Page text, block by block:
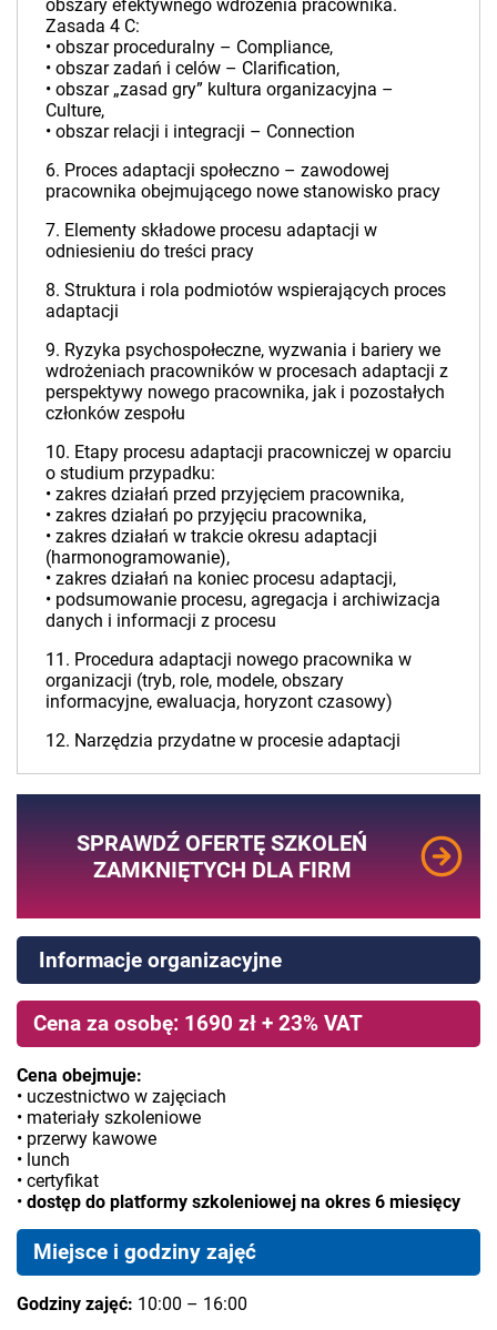
obszary efektywnego wdrożenia pracownika.
Zasada 4 C:
• obszar proceduralny – Compliance,
• obszar zadań i celów – Clarification,
• obszar „zasad gry” kultura organizacyjna –
Culture,
• obszar relacji i integracji – Connection
6. Proces adaptacji społeczno – zawodowej
pracownika obejmującego nowe stanowisko pracy
7. Elementy składowe procesu adaptacji w
odniesieniu do treści pracy
8. Struktura i rola podmiotów wspierających proces
adaptacji
9. Ryzyka psychospołeczne, wyzwania i bariery we
wdrożeniach pracowników w procesach adaptacji z
perspektywy nowego pracownika, jak i pozostałych
członków zespołu
10. Etapy procesu adaptacji pracowniczej w oparciu
o studium przypadku:
• zakres działań przed przyjęciem pracownika,
• zakres działań po przyjęciu pracownika,
• zakres działań w trakcie okresu adaptacji
(harmonogramowanie),
• zakres działań na koniec procesu adaptacji,
• podsumowanie procesu, agregacja i archiwizacja
danych i informacji z procesu
11. Procedura adaptacji nowego pracownika w
organizacji (tryb, role, modele, obszary
informacyjne, ewaluacja, horyzont czasowy)
12. Narzędzia przydatne w procesie adaptacji
SPRAWDŹ OFERTĘ SZKOLEŃ
ZAMKNIĘTYCH DLA FIRM
Informacje organizacyjne
Cena za osobę: 1690 zł + 23% VAT
Cena obejmuje:
• uczestnictwo w zajęciach
• materiały szkoleniowe
• przerwy kawowe
• lunch
• certyfikat
• dostęp do platformy szkoleniowej na okres 6 miesięcy
Miejsce i godziny zajęć
Godziny zajęć: 10:00 – 16:00